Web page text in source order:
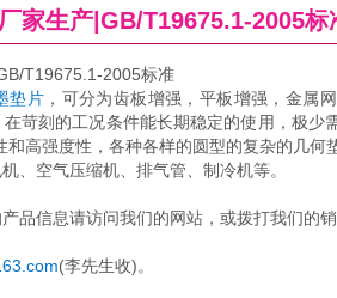
家生产|GB/T19675.1-2005标
T19675.1-2005标准
垫片 ，可分为齿板增强，平板增强，金属
苛刻的工况条件能长期稳定的使用，极少
高强度性，各种各样的圆型的复杂的几何
、空气压缩机、排气管、制冷机等。
产品信息请访问我们的网站，或拨打我们的销
(李先生收)。